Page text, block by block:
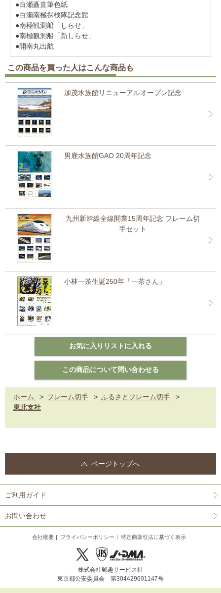
●白瀬矗直筆色紙
●白瀬南極探検隊記念館
●南極観測船「しらせ」
●南極観測船「新しらせ」
●開南丸出航
この商品を買った人はこんな商品も
加茂水族館リニューアルオープン記念
男鹿水族館GAO 20周年記念
九州新幹線全線開業15周年記念 フレーム切
手セット
小林一茶生誕250年「一茶さん」
ホーム > フレーム切手 > ふるさとフレーム切手
>
東北支社
ページトップへ
ご利用ガイド
お問い合わせ
会社概要 プライバシーポリシー 特定商取引法に基づく表示
株式会社郵趣サービス社
東京都公安委員会 第304429601147号